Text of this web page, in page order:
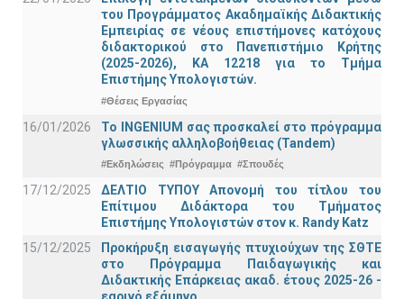
του Προγράμματος Ακαδημαϊκής Διδακτικής
Εμπειρίας σε νέους επιστήμονες κατόχους
διδακτορικού στο Πανεπιστήμιο Κρήτης
(2025-2026), ΚΑ 12218 για το Τμήμα
Επιστήμης Υπολογιστών.
#Θέσεις Εργασίας
16/01/2026
Το INGENIUM σας προσκαλεί στο πρόγραμμα
γλωσσικής αλληλοβοήθειας (Tandem)
#Εκδηλώσεις #Πρόγραμμα #Σπουδές
17/12/2025
ΔΕΛΤΙΟ ΤΥΠΟΥ Απονομή του τίτλου του
Επίτιμου Διδάκτορα του Τμήματος
Επιστήμης Υπολογιστών στον κ. Randy Katz
15/12/2025
Προκήρυξη εισαγωγής πτυχιούχων της ΣΘΤΕ
στο Πρόγραμμα Παιδαγωγικής και
Διδακτικής Επάρκειας ακαδ. έτους 2025-26 -